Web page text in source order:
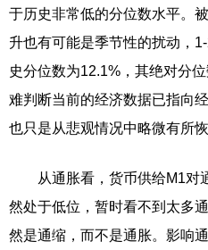
于历史非常低的分位数水平。
升也有可能是季节性的扰动，
史分位数为12.1%，其绝对分
难判断当前的经济数据已指向
也只是从悲观情况中略微有所恢
从通胀看，货币供给M1对
然处于低位，暂时看不到太多
然是通缩，而不是通胀。影响